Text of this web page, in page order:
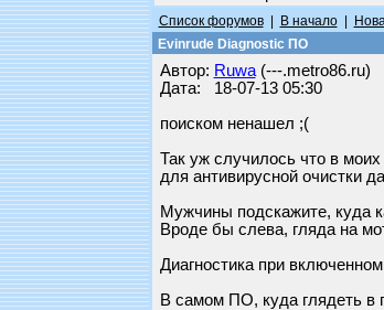
Список форумов| В начало|
Evinrude Diagnostic ПО
Автор: Ruwa(---.metro86.ru)
Дата: 18-07-13 05:30
поиском ненашел ;(
Так уж случилось что в
для антивирусной очистки
Мужчины подскажите, куда
Вроде бы слева, гляда на
Диагностика при
В самом ПО, куда глядеть в